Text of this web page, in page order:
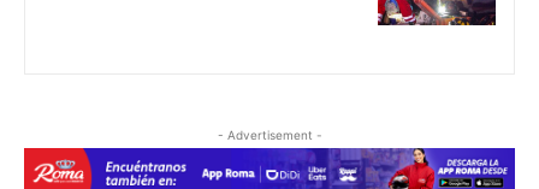
- Advertisement -